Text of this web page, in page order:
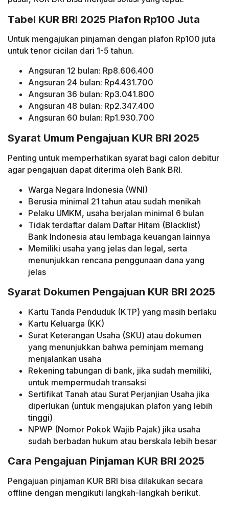
Tabel KUR BRI 2025 Plafon Rp100 Juta
Untuk mengajukan pinjaman dengan plafon Rp100 juta
untuk tenor cicilan dari 1-5 tahun.
Angsuran 12 bulan: Rp8.606.400
Angsuran 24 bulan: Rp4.431.700
Angsuran 36 bulan: Rp3.041.800
Angsuran 48 bulan: Rp2.347.400
Angsuran 60 bulan: Rp1.930.700
Syarat Umum Pengajuan KUR BRI 2025
Penting untuk memperhatikan syarat bagi calon debitur
agar pengajuan dapat diterima oleh Bank BRI.
Warga Negara Indonesia (WNI)
Berusia minimal 21 tahun atau sudah menikah
Pelaku UMKM, usaha berjalan minimal 6 bulan
Tidak terdaftar dalam Daftar Hitam (Blacklist)
Bank Indonesia atau lembaga keuangan lainnya
Memiliki usaha yang jelas dan legal, serta
menunjukkan rencana penggunaan dana yang
jelas
Syarat Dokumen Pengajuan KUR BRI 2025
Kartu Tanda Penduduk (KTP) yang masih berlaku
Kartu Keluarga (KK)
Surat Keterangan Usaha (SKU) atau dokumen
yang menunjukkan bahwa peminjam memang
menjalankan usaha
Rekening tabungan di bank, jika sudah memiliki,
untuk mempermudah transaksi
Sertifikat Tanah atau Surat Perjanjian Usaha jika
diperlukan (untuk mengajukan plafon yang lebih
tinggi)
NPWP (Nomor Pokok Wajib Pajak) jika usaha
sudah berbadan hukum atau berskala lebih besar
Cara Pengajuan Pinjaman KUR BRI 2025
Pengajuan pinjaman KUR BRI bisa dilakukan secara
offline dengan mengikuti langkah-langkah berikut.